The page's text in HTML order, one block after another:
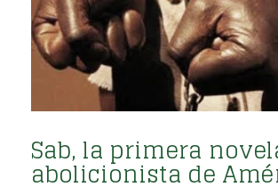
Sab, la primera
abolicionista de